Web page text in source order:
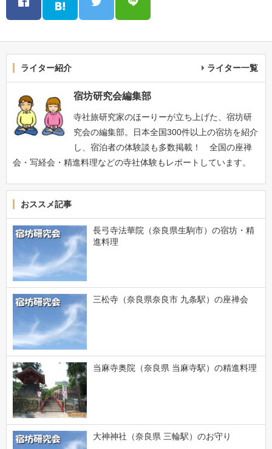
ライター紹介 ライター一覧
宿坊研究会編集部
寺社旅研究家のほーりーが立ち上げた、宿坊研
究会の編集部。日本全国300件以上の宿坊を紹介
し、宿泊者の体験談も多数掲載！ 全国の座禅
会・写経会・精進料理などの寺社体験もレポートしています。
おススメ記事
長弓寺法華院（奈良県生駒市）の宿坊・精
進料理
三松寺（奈良県奈良市 九条駅）の座禅会
当麻寺奥院（奈良県 当麻寺駅）の精進料理
大神神社（奈良県 三輪駅）のお守り